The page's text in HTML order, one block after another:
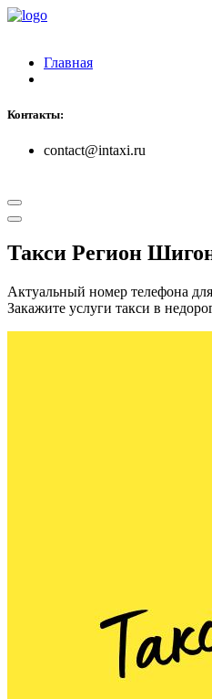
Главная
Контакты:
contact@intaxi.ru
Такси Регион
Актуальный номер телефона
Закажите услуги такси в